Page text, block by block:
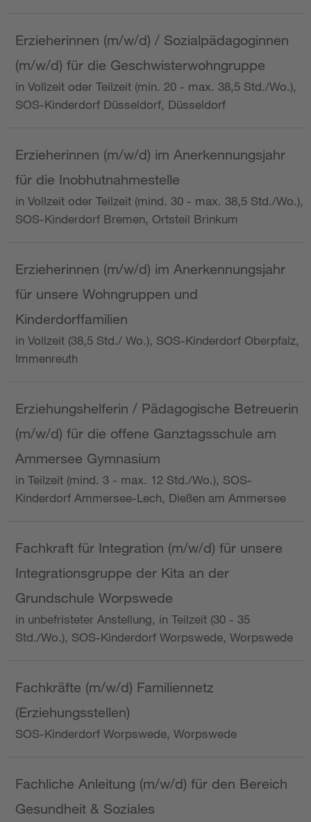
Erzieherinnen (m/w/d) / Sozialpädagoginnen
(m/w/d) für die Geschwisterwohngruppe
in Vollzeit oder Teilzeit (min. 20 - max. 38,5 Std./Wo.),
SOS-Kinderdorf Düsseldorf, Düsseldorf
Erzieherinnen (m/w/d) im Anerkennungsjahr
für die Inobhutnahmestelle
in Vollzeit oder Teilzeit (mind. 30 - max. 38,5 Std./Wo.),
SOS-Kinderdorf Bremen, Ortsteil Brinkum
Erzieherinnen (m/w/d) im Anerkennungsjahr
für unsere Wohngruppen und
Kinderdorffamilien
in Vollzeit (38,5 Std./ Wo.), SOS-Kinderdorf Oberpfalz,
Immenreuth
Erziehungshelferin / Pädagogische Betreuerin
(m/w/d) für die offene Ganztagsschule am
Ammersee Gymnasium
in Teilzeit (mind. 3 - max. 12 Std./Wo.), SOS-
Kinderdorf Ammersee-Lech, Dießen am Ammersee
Fachkraft für Integration (m/w/d) für unsere
Integrationsgruppe der Kita an der
Grundschule Worpswede
in unbefristeter Anstellung, in Teilzeit (30 - 35
Std./Wo.), SOS-Kinderdorf Worpswede, Worpswede
Fachkräfte (m/w/d) Familiennetz
(Erziehungsstellen)
SOS-Kinderdorf Worpswede, Worpswede
Fachliche Anleitung (m/w/d) für den Bereich
Gesundheit & Soziales